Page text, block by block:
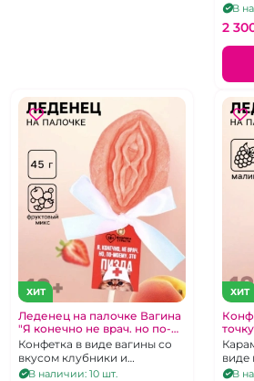
В
2
ХИТ
Леденец на палочке Вагина
"Я конечно не врач. но по-
моему это пизда"
Конфетка в виде вагины со
вкусом клубники и
абрикоса.
В наличии: 10 шт.
ХИТ
виде
В